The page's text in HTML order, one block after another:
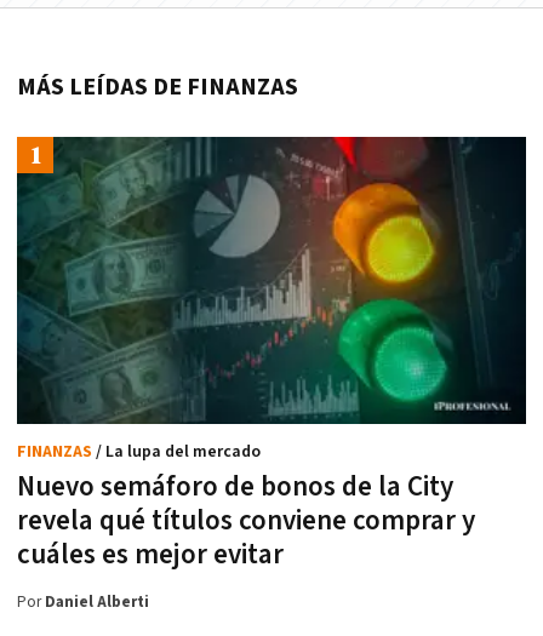
MÁS LEÍDAS DE FINANZAS
Nuevo semáforo de bonos de la City
revela qué títulos conviene comprar y
cuáles es mejor evitar
FINANZAS / La lupa del mercado
PorDaniel Alberti